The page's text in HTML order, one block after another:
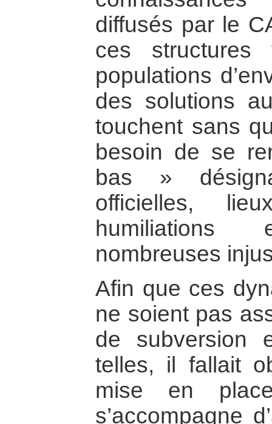
diffusés par le
ces structures
populations
des solutions
touchent sans
besoin de se
bas »
officielles,
nombreuses
Afin que ces
ne soient pas
de subversion
telles, il fallait
mise en
s’accompagne